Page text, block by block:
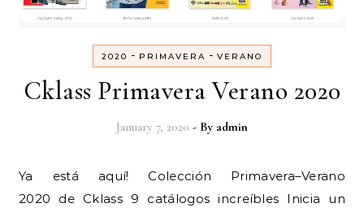
2020 - PRIMAVERA - VERANO
Cklass Primavera Verano 2020
January 7, 2020 - By admin
Ya está aquí! Colección Primavera–Verano
2020 de Cklass 9 catálogos increíbles Inicia un